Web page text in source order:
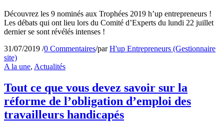
Découvrez les 9 nominés aux Trophées 2019 h’up entrepreneurs !
Les débats qui ont lieu lors du Comité d’Experts du lundi 22 juillet
dernier se sont révélés intenses !
31/07/2019 /0 Commentaires/parH'up Entrepreneurs (Gestionnaire
site)
A la une, Actualités
Tout ce que vous devez savoir sur la
réforme de l’obligation d’emploi des
travailleurs handicapés